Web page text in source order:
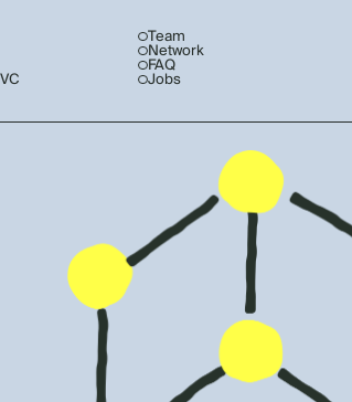
Team
Network
FAQ
Jobs